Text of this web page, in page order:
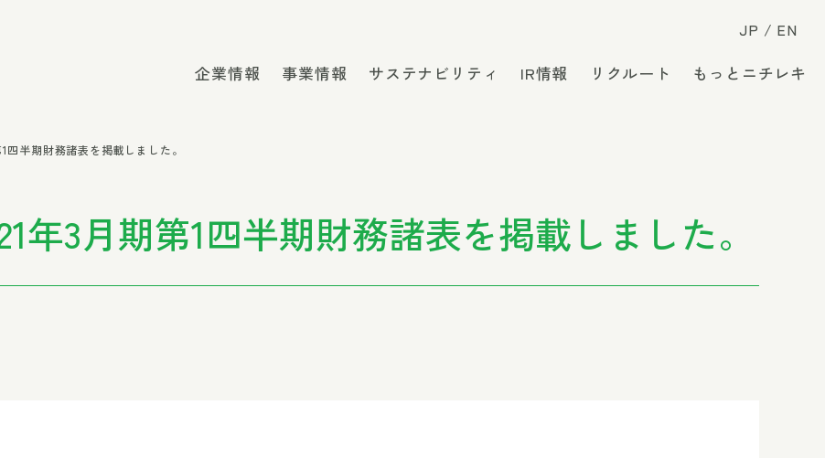
JP EN
企業情報 事業情報 サステナビリティ IR情報 リクルート もっとニチレキ
四半期財務諸表を掲載しました。
年3月期第1四半期財務諸表を掲載しました。